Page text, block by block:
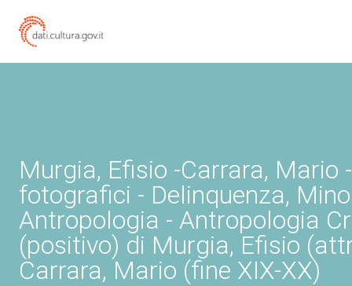
Murgia, Efisio -Carrara, Mario
fotografici - Delinquenza,
Antropologia - Antropologia
(positivo) di Murgia, Efisio
Carrara, Mario (fine XIX-XX)